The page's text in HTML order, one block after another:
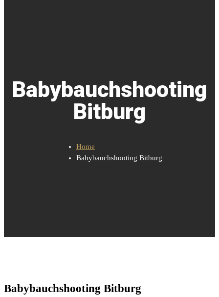
Babybauchshooting
Bitburg
Home
Babybauchshooting Bitburg
Babybauchshooting Bitburg